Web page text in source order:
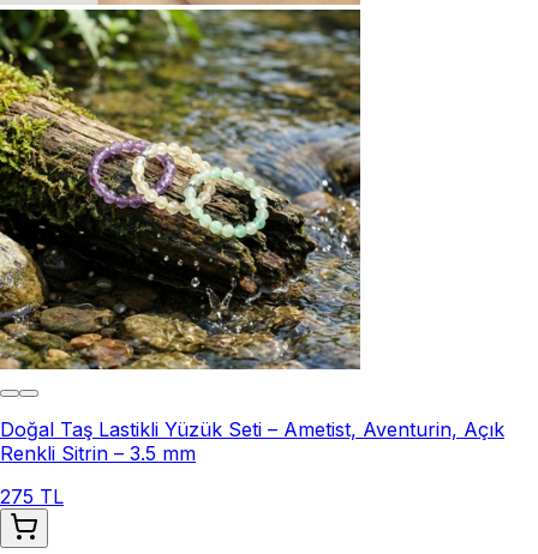
Doğal Taş Lastikli Yüzük Seti – Ametist, Aventurin, Açık
Renkli Sitrin – 3.5 mm
275 TL